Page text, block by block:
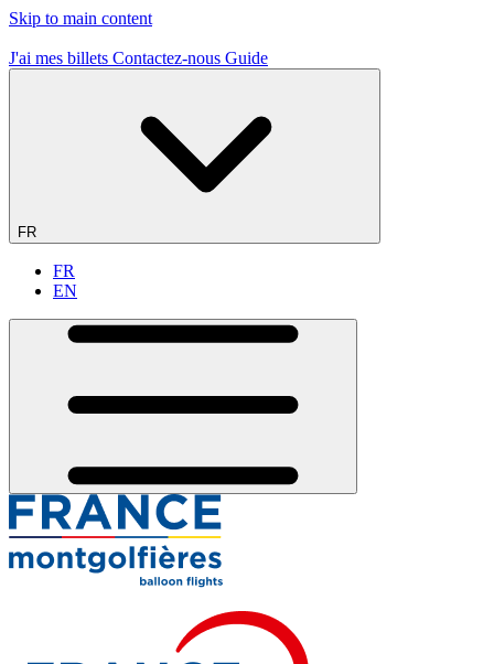
Skip to main content
J'ai mes billets Contactez-nous Guide
FR
FR
EN